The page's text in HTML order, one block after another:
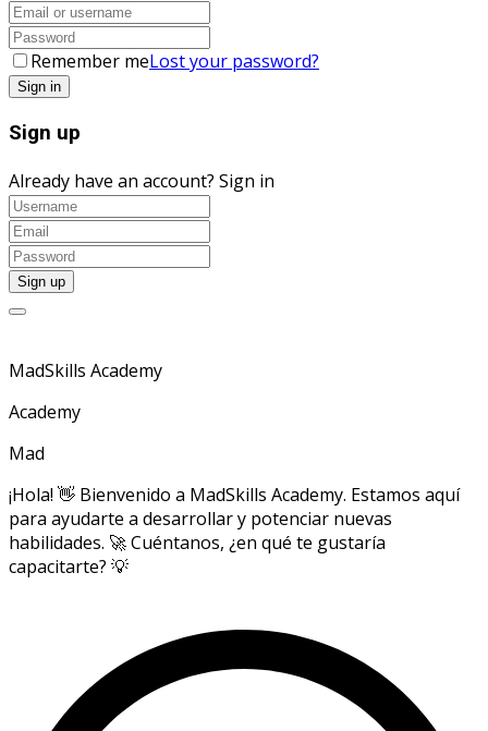
Remember meLost your password?
Sign up
Already have an account? Sign in
MadSkills Academy
Academy
Mad
¡Hola! 👋 Bienvenido a MadSkills Academy. Estamos aquí
para ayudarte a desarrollar y potenciar nuevas
habilidades. 🚀 Cuéntanos, ¿en qué te gustaría
capacitarte? 💡